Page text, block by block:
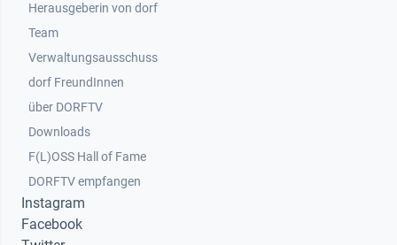
Herausgeberin von dorf
Team
Verwaltungsausschuss
dorf FreundInnen
Footer 3
über DORFTV
Downloads
F(L)OSS Hall of Fame
Footer 4
DORFTV empfangen
Instagram
Facebook